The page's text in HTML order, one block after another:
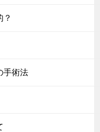
？
手術法